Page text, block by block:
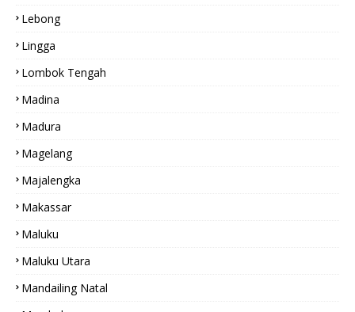
Lebong
Lingga
Lombok Tengah
Madina
Madura
Magelang
Majalengka
Makassar
Maluku
Maluku Utara
Mandailing Natal